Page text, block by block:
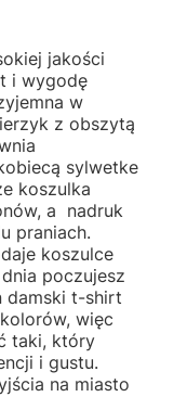
jakości
i wygodę
w
z obszytą
sylwetke
koszulka
a nadruk
praniach.
koszulce
poczujesz
damski t-shirt
więc
taki, który
i gustu.
na miasto